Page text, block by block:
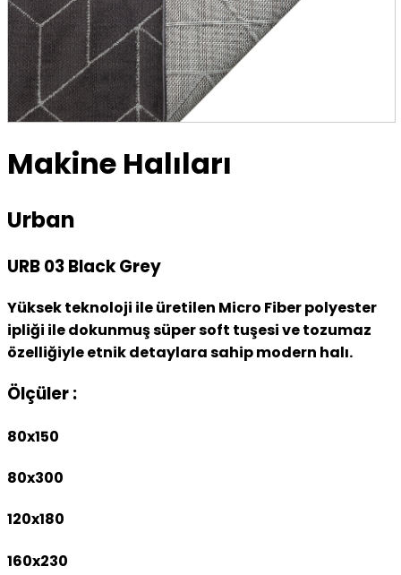
Makine Halıları
Urban
URB 03 Black Grey
Yüksek teknoloji ile üretilen Micro Fiber polyester
ipliği ile dokunmuş süper soft tuşesi ve tozumaz
özelliğiyle etnik detaylara sahip modern halı.
Ölçüler :
80x150
80x300
120x180
160x230